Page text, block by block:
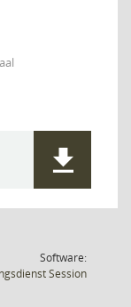
Software:
Session(Wird in